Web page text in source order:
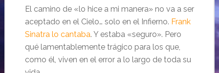
El camino de «lo hice a mi manera» no va a ser
aceptado en el Cielo… solo en el Infierno. Frank
Sinatra lo cantaba. Y estaba «seguro». Pero
qué lamentablemente trágico para los que,
como él, viven en el error a lo largo de toda su